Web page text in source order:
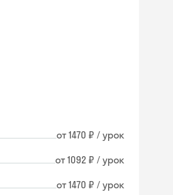
от 1470 ₽ / урок
от 1092 ₽ / урок
от 1470 ₽ / урок